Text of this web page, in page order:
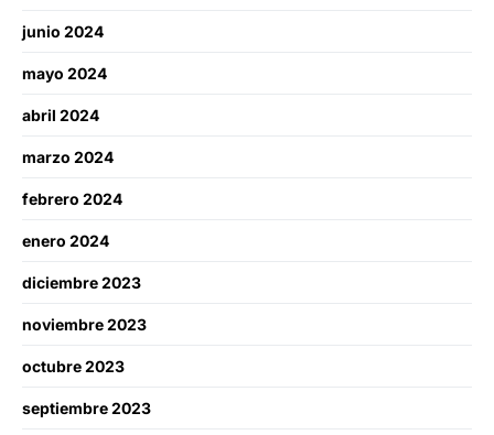
junio 2024
mayo 2024
abril 2024
marzo 2024
febrero 2024
enero 2024
diciembre 2023
noviembre 2023
octubre 2023
septiembre 2023